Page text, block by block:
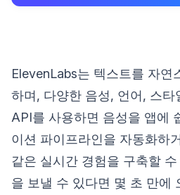
ElevenLabs는 텍스트를 자연
하며, 다양한 음성, 언어, 스타
API를 사용하면 음성을 앱에
이션 파이프라인을 자동화하
같은 실시간 경험을 구축할
을 보낼 수 있다면 몇 초 만에